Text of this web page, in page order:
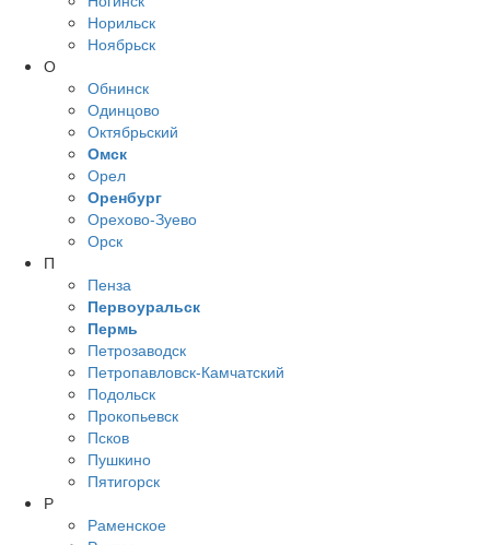
Норильск
Ноябрьск
О
Обнинск
Одинцово
Октябрьский
Омск
Орел
Оренбург
Орехово-Зуево
Орск
П
Пенза
Первоуральск
Пермь
Петрозаводск
Петропавловск-Камчатский
Подольск
Прокопьевск
Псков
Пушкино
Пятигорск
Р
Раменское